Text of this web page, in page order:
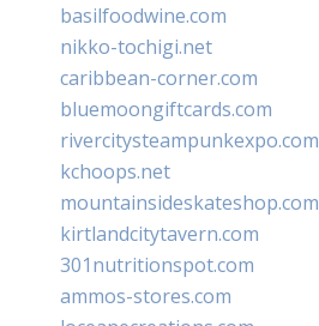
basilfoodwine.com
nikko-tochigi.net
caribbean-corner.com
bluemoongiftcards.com
rivercitysteampunkexpo.com
kchoops.net
mountainsideskateshop.com
kirtlandcitytavern.com
301nutritionspot.com
ammos-stores.com